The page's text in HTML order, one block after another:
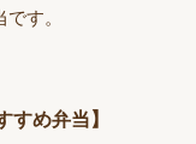
す。
すめ弁当】